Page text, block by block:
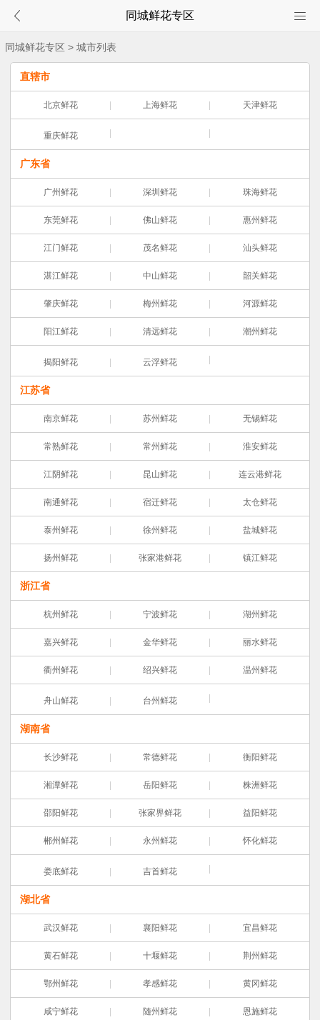
同城鲜花专区
同城鲜花专区 > 城市列表
直辖市
北京鲜花 上海鲜花 天津鲜花
重庆鲜花
广东省
广州鲜花 深圳鲜花 珠海鲜花
东莞鲜花 佛山鲜花 惠州鲜花
江门鲜花 茂名鲜花 汕头鲜花
湛江鲜花 中山鲜花 韶关鲜花
肇庆鲜花 梅州鲜花 河源鲜花
阳江鲜花 清远鲜花 潮州鲜花
揭阳鲜花 云浮鲜花
江苏省
南京鲜花 苏州鲜花 无锡鲜花
常熟鲜花 常州鲜花 淮安鲜花
江阴鲜花 昆山鲜花 连云港鲜花
南通鲜花 宿迁鲜花 太仓鲜花
泰州鲜花 徐州鲜花 盐城鲜花
扬州鲜花 张家港鲜花 镇江鲜花
浙江省
杭州鲜花 宁波鲜花 湖州鲜花
嘉兴鲜花 金华鲜花 丽水鲜花
衢州鲜花 绍兴鲜花 温州鲜花
舟山鲜花 台州鲜花
湖南省
长沙鲜花 常德鲜花 衡阳鲜花
湘潭鲜花 岳阳鲜花 株洲鲜花
邵阳鲜花 张家界鲜花 益阳鲜花
郴州鲜花 永州鲜花 怀化鲜花
娄底鲜花 吉首鲜花
湖北省
武汉鲜花 襄阳鲜花 宜昌鲜花
黄石鲜花 十堰鲜花 荆州鲜花
鄂州鲜花 孝感鲜花 黄冈鲜花
咸宁鲜花 随州鲜花 恩施鲜花